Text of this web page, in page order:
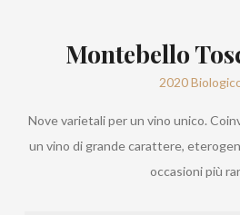
Montebello
2020
Nove varietali per un vino unico.
un vino di grande carattere,
occasioni più